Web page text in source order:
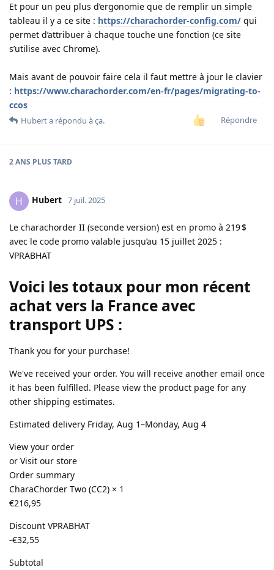
Et pour un peu plus d’ergonomie que de remplir un simple
tableau il y a ce site : https://charachorder-config.com/ qui
permet d’attribuer à chaque touche une fonction (ce site
s’utilise avec Chrome).
Mais avant de pouvoir faire cela il faut mettre à jour le clavier
: https://www.charachorder.com/en-fr/pages/migrating-to-
ccos
Répondre
Huberta répondu à ça.
2 ANS PLUS TARD
H Hubert 7 juil. 2025
Le charachorder II (seconde version) est en promo à 219 $
avec le code promo valable jusqu’au 15 juillet 2025 :
VPRABHAT
Voici les totaux pour mon récent
achat vers la France avec
transport UPS :
Thank you for your purchase!
We've received your order. You will receive another email once
it has been fulfilled. Please view the product page for any
other shipping estimates.
Estimated delivery Friday, Aug 1–Monday, Aug 4
View your order
or Visit our store
Order summary
CharaChorder Two (CC2) × 1
€216,95
Discount VPRABHAT
-€32,55
Subtotal